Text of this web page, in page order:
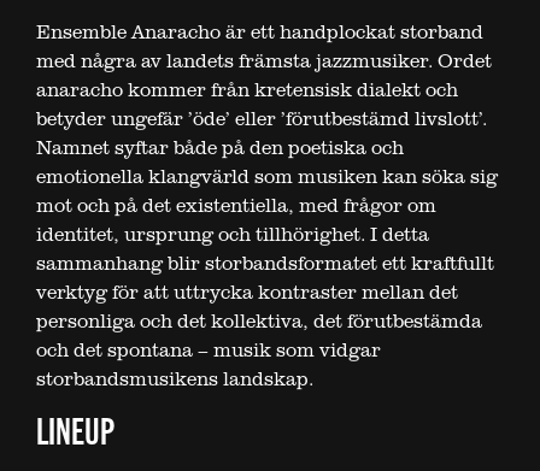
Ensemble Anaracho är ett handplockat storband
med några av landets främsta jazzmusiker. Ordet
anaracho kommer från kretensisk dialekt och
betyder ungefär ’öde’ eller ’förutbestämd livslott’.
Namnet syftar både på den poetiska och
emotionella klangvärld som musiken kan söka sig
mot och på det existentiella, med frågor om
identitet, ursprung och tillhörighet. I detta
sammanhang blir storbandsformatet ett kraftfullt
verktyg för att uttrycka kontraster mellan det
personliga och det kollektiva, det förutbestämda
och det spontana – musik som vidgar
storbandsmusikens landskap.
LINEUP